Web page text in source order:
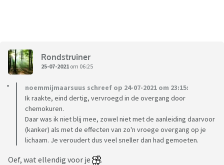
Rondstruiner
25-07-2021 om 06:25
noemmijmaarsuus schreef op 24-07-2021 om 23:15:
Ik raakte, eind dertig, vervroegd in de overgang door
chemokuren.
Daar was ik niet blij mee, zowel niet met de aanleiding daarvoor
(kanker) als met de effecten van zo'n vroege overgang op je
lichaam. Je veroudert dus veel sneller dan had gemoeten.
Oef, wat ellendig voor je .